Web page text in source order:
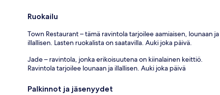
Ruokailu
Town Restaurant – tämä ravintola tarjoilee aamiaisen, lounaan ja
illallisen. Lasten ruokalista on saatavilla. Auki joka päivä.
Jade – ravintola, jonka erikoisuutena on kiinalainen keittiö.
Ravintola tarjoilee lounaan ja illallisen. Auki joka päivä
Palkinnot ja jäsenyydet